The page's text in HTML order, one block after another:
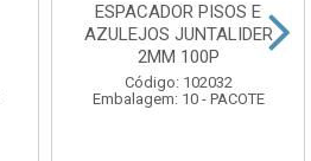
ESPACADOR PISOS E
AZULEJOS JUNTALIDER
2MM 100P
Código: 102032
Embalagem: 10 - PACOTE